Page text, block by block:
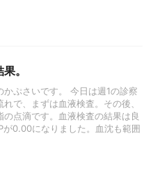
。
かぷさいです。 今日は週1の診察
で、まずは血液検査。その後、
の点滴です。血液検査の結果は良
が0.00になりました。血沈も範囲